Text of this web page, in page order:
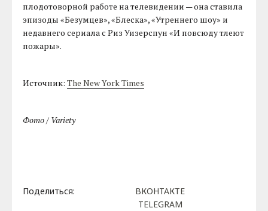
плодотоворной работе на телевидении — она ставила
эпизоды «Безумцев», «Блеска», «Утреннего шоу» и
недавнего сериала с Риз Уизерспун «И повсюду тлеют
пожары».
Источник:The New York Times
Фото / Variety
Поделиться:
ВКОНТАКТЕ
TELEGRAM